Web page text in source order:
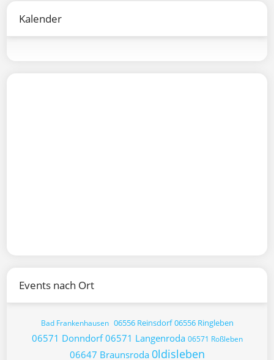
Kalender
Events nach Ort
Bad Frankenhausen 06556 Reinsdorf 06556 Ringleben
06571 Donndorf 06571 Langenroda 06571 Roßleben
06647 Braunsroda 0ldisleben